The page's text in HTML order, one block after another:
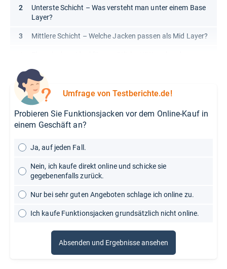
Unterste Schicht – Was versteht man unter einem Base
Layer?
Mittlere Schicht – Welche Jacken passen als Mid Layer?
Umfrage von Testberichte.de!
Probieren Sie Funktionsjacken vor dem Online-Kauf in
einem Geschäft an?
Ja, auf jeden Fall.
Nein, ich kaufe direkt online und schicke sie
gegebenenfalls zurück.
Nur bei sehr guten Angeboten schlage ich online zu.
Ich kaufe Funktionsjacken grundsätzlich nicht online.
Absenden und Ergebnisse ansehen